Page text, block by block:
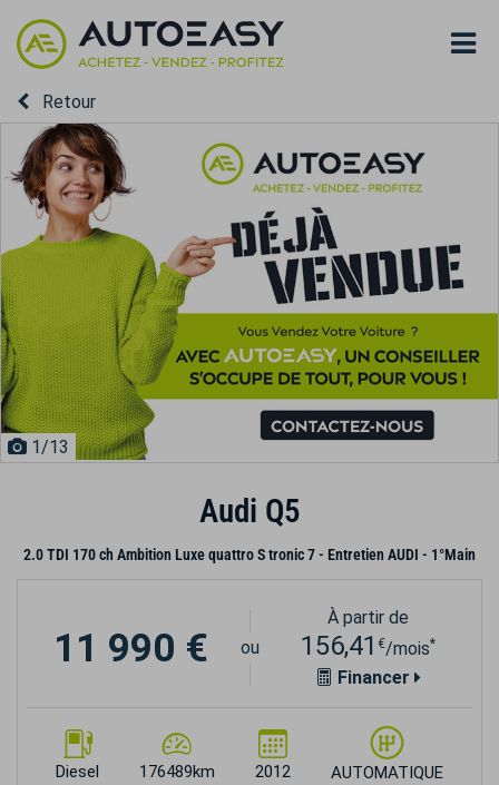
Retour
1/13
Audi Q5
2.0 TDI 170 ch Ambition Luxe quattro S tronic 7 - Entretien AUDI - 1°Main
Diesel 176489km 2012 AUTOMATIQUE
11 990 € ou
À partir de
156,41 €/mois*
Financer